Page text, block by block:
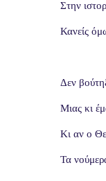
Στην
Κανείς
Δεν
Μιας κι
Κι αν ο
Τα